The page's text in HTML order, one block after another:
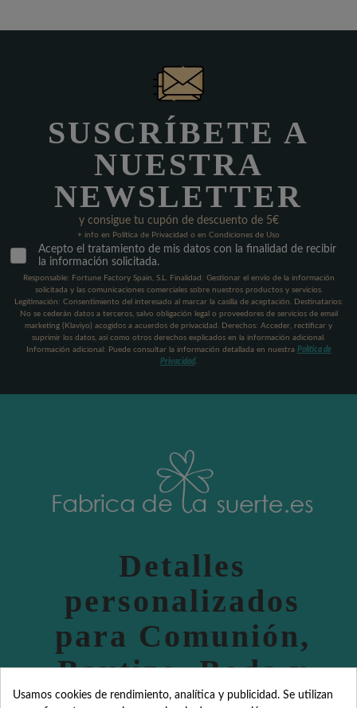
SUSCRÍBETE A
NUESTRA
NEWSLETTER
y consigue tu cupón de descuento de 5€
+ info en Política de Privacidad o en Condiciones de Uso
Acepto el tratamiento de mis datos con la finalidad de recibir
la información solicitada.
Responsable: Fortune Factory Spain, S.L. Finalidad: Gestionar el envío de la información
solicitada y las comunicaciones comerciales sobre nuestros productos y servicios.
Legitimación: Consentimiento del interesado al marcar la casilla de aceptación. Destinatarios:
No se cederán datos a terceros, salvo obligación legal o proveedores de servicios de email
marketing (Klaviyo) acogidos a acuerdos de privacidad. Derechos: Acceder, rectificar y
suprimir los datos, así como otros derechos explicados en la información adicional.
Información adicional: Puede consultar la información detallada en nuestra Política de
Privacidad
Detalles
personalizados
para Comunión,
Bautizo, Boda y
Usamos cookies de rendimiento, analítica y publicidad. Se utilizan